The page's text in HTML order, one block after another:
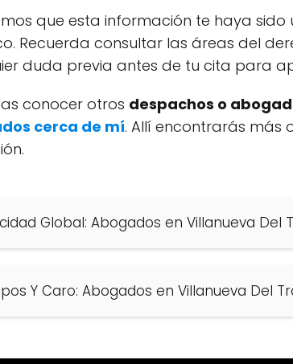
que esta información te haya
Recuerda consultar las áreas del
duda previa antes de tu cita para
conocer otros despachos o
cerca de mí. Allí encontrarás más
Global: Abogados en Villanueva Del
Y Caro: Abogados en Villanueva Del